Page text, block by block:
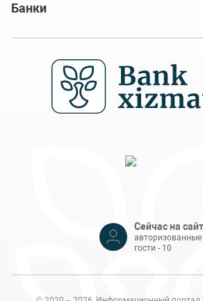
Банки
Сейчас на
авторизованные
гости - 10